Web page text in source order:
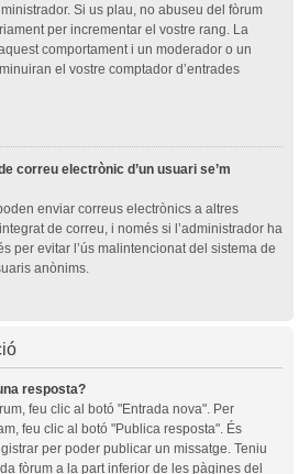
Si us plau, no abuseu del fòrum
per incrementar el vostre rang. La
comportament i un moderador o un
el vostre comptador d’entrades
correu electrònic d’un usuari se’m
enviar correus electrònics a altres
de correu, i només si l’administrador ha
per evitar l’ús malintencionat del sistema de
anònims.
resposta?
feu clic al botó "Entrada nova". Per
feu clic al botó "Publica resposta". És
per poder publicar un missatge. Teniu
fòrum a la part inferior de les pàgines del